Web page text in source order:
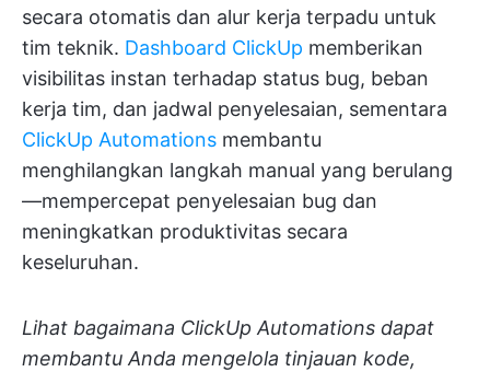
secara otomatis dan alur kerja terpadu untuk
tim teknik. Dashboard ClickUp memberikan
visibilitas instan terhadap status bug, beban
kerja tim, dan jadwal penyelesaian, sementara
ClickUp Automations membantu
menghilangkan langkah manual yang berulang
—mempercepat penyelesaian bug dan
meningkatkan produktivitas secara
keseluruhan.
Lihat bagaimana ClickUp Automations dapat
membantu Anda mengelola tinjauan kode,